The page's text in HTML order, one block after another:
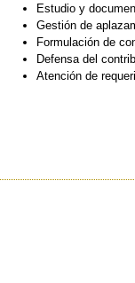
Estudio y
Gestión de
Formulación de
Defensa del
Atención de